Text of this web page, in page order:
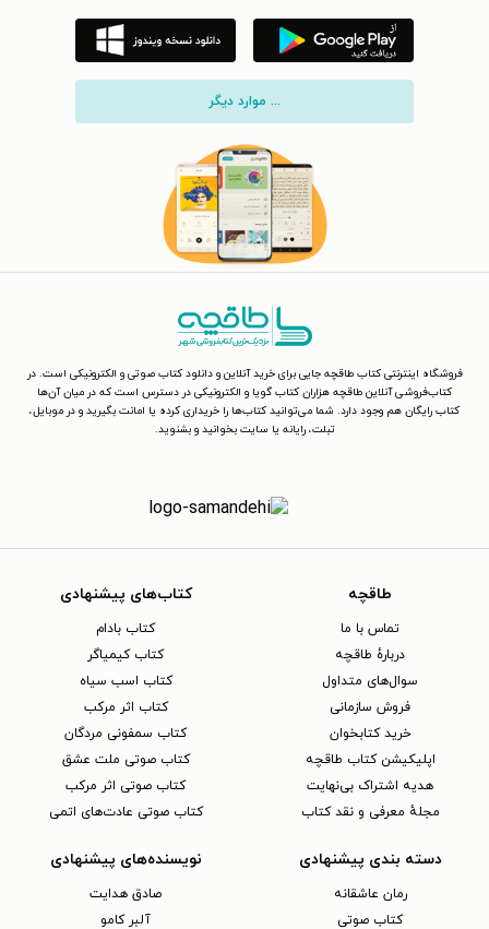
... موارد دیگر
فروشگاه اینترنتی کتاب طاقچه جایی برای خرید آنلاین و دانلود کتاب صوتی و الکترونیکی است. در
کتاب‌فروشی آنلاین طاقچه هزاران کتاب گویا و الکترونیکی در دسترس است که در میان آن‌ها
کتاب رایگان هم وجود دارد. شما می‌توانید کتاب‌ها را خریداری کرده یا امانت بگیرید و در موبایل،
تبلت، رایانه یا سایت بخوانید و بشنوید.
طاقچه
تماس با ما
دربارهٔ طاقچه
سوال‌های متداول
فروش سازمانی
خرید کتابخوان
اپلیکیشن کتاب طاقچه
هدیه اشتراک بی‌نهایت
مجلهٔ معرفی و نقد کتاب
کتاب‌های پیشنهادی
کتاب بادام
کتاب کیمیاگر
کتاب اسب سیاه
کتاب اثر مرکب
کتاب سمفونی مردگان
کتاب صوتی ملت عشق
کتاب صوتی اثر مرکب
کتاب صوتی عادت‌های اتمی
دسته بندی پیشنهادی
رمان عاشقانه
کتاب‌ صوتی
نویسنده‌های پیشنهادی
صادق هدایت
آلبر کامو